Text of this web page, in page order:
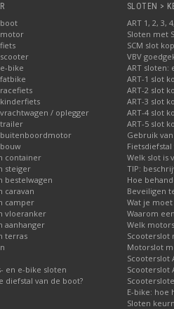
bike
/ oplegger
container
steiger
bestelwagen
caravan
camper
vloeranker
aanhanger
terras
en e-bike sloten
diefstal van de boot?
SLOTEN >
ART 1, 2, 3,
Sloten met
SCM slot
VBV
ART sloten:
ART-1 slot
ART-2 slot
ART-3 slot
ART-4 slot
ART-5 slot
Gebruik
Welk slot is
TIP:
Hoe
Beveiligen
Wat je
Waarom
Welk
Scooterslot
Motorslot
Scooterslot
Scooterslot
E-bike: hoe
Sloten